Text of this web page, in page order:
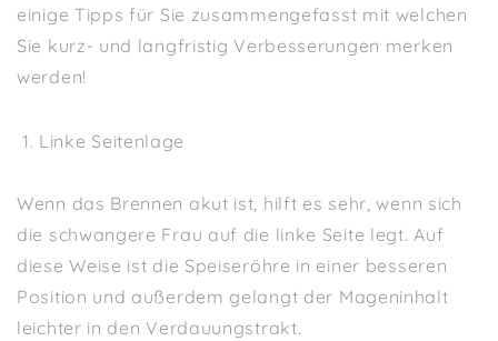
einige Tipps für Sie zusammengefasst mit welchen
Sie kurz- und langfristig Verbesserungen merken
werden!
Linke Seitenlage
Wenn das Brennen akut ist, hilft es sehr, wenn sich
die schwangere Frau auf die linke Seite legt. Auf
diese Weise ist die Speiseröhre in einer besseren
Position und außerdem gelangt der Mageninhalt
leichter in den Verdauungstrakt.